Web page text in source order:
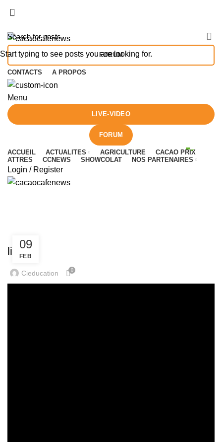
FORUM
CONTACTS A PROPOS
Menu
LIVE-VIDEO
FORUM
ACCUEIL ACTUALITES AGRICULTURE
CACAO PRIX
ATTRES
CCNEWS SHOWCOLAT NOS PARTENAIRES
Login / Register
09
FEB
live
Cieducation 0
Start typing to see posts you are looking for.